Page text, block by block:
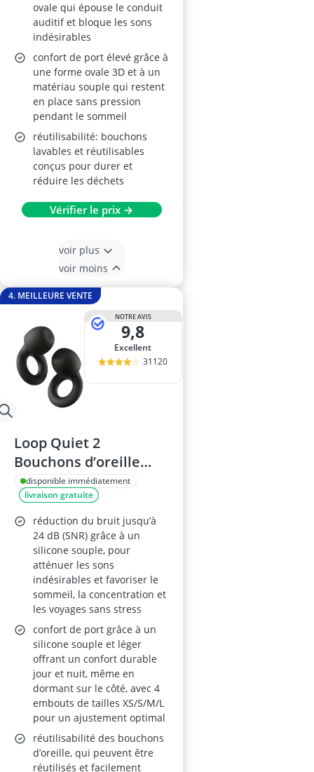
ovale qui épouse le conduit
auditif et bloque les sons
indésirables
confort de port élevé grâce à
une forme ovale 3D et à un
matériau souple qui restent
en place sans pression
pendant le sommeil
réutilisabilité: bouchons
lavables et réutilisables
conçus pour durer et
réduire les déchets
Vérifier le prix →
voir plus
voir moins
4. MEILLEURE VENTE
NOTRE AVIS
9,8
Excellent
31120
Loop Quiet 2
Bouchons d’oreille
réutilisables –
réduction 24 dB SNR
disponible immédiatement
livraison gratuite
réduction du bruit jusqu’à
24 dB (SNR) grâce à un
silicone souple, pour
atténuer les sons
indésirables et favoriser le
sommeil, la concentration et
les voyages sans stress
confort de port grâce à un
silicone souple et léger
offrant un confort durable
jour et nuit, même en
dormant sur le côté, avec 4
embouts de tailles XS/S/M/L
pour un ajustement optimal
réutilisabilité des bouchons
d’oreille, qui peuvent être
réutilisés et facilement